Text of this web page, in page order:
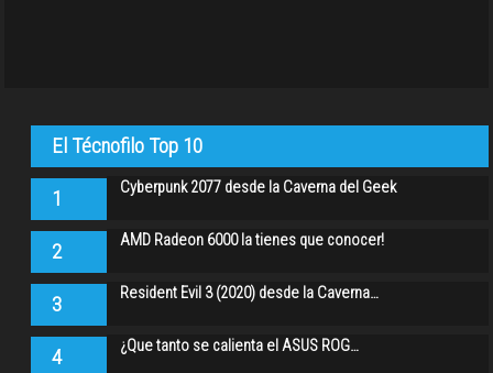
El Técnofilo Top 10
1 Cyberpunk 2077 desde la Caverna del Geek
2 AMD Radeon 6000 la tienes que conocer!
3 Resident Evil 3 (2020) desde la Caverna…
4 ¿Que tanto se calienta el ASUS ROG…